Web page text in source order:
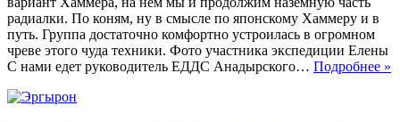
радиалки. По коням, ну в смысле по японскому Хаммеру и в
путь. Группа достаточно комфортно устроилась в огромном
чреве этого чуда техники. Фото участника экспедиции Елены
С нами едет руководитель ЕДДС Анадырского… Подробнее »